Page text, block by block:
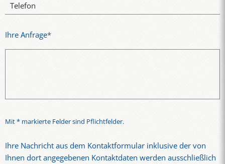
Telefon
Ihre Anfrage*
Mit * markierte Felder sind Pflichtfelder.
Ihre Nachricht aus dem Kontaktformular inklusive der von
Ihnen dort angegebenen Kontaktdaten werden ausschließlich